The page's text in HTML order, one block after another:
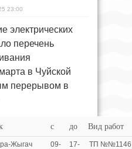
23:00
электрических
перечень
в Чуйской
перерывом в
с до Вид работ
Жыгач
09-
17-
ТП